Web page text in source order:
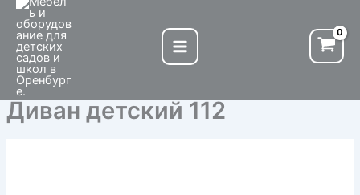
Перейти
содержимому
Диван детский 112
Количество
товара
Диван
детский
112